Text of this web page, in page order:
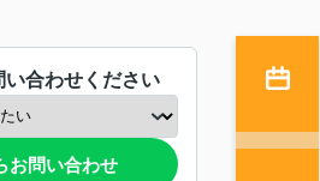
い合わせください
お問い合わせ